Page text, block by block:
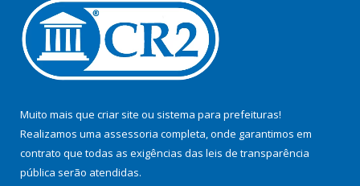
Muito mais que criar site ou sistema para prefeituras!
Realizamos uma assessoria completa, onde garantimos em
contrato que todas as exigências das leis de transparência
pública serão atendidas.